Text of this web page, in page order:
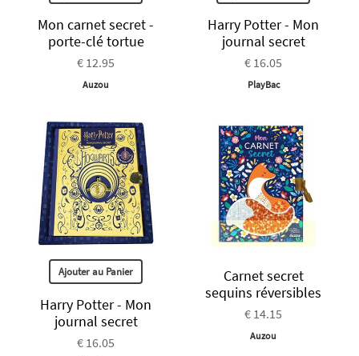
Mon carnet secret -
porte-clé tortue
€ 12.95
Auzou
Harry Potter - Mon
journal secret
€ 16.05
PlayBac
Ajouter au Panier
Harry Potter - Mon
journal secret
€ 16.05
Carnet secret
sequins réversibles
€ 14.15
Auzou